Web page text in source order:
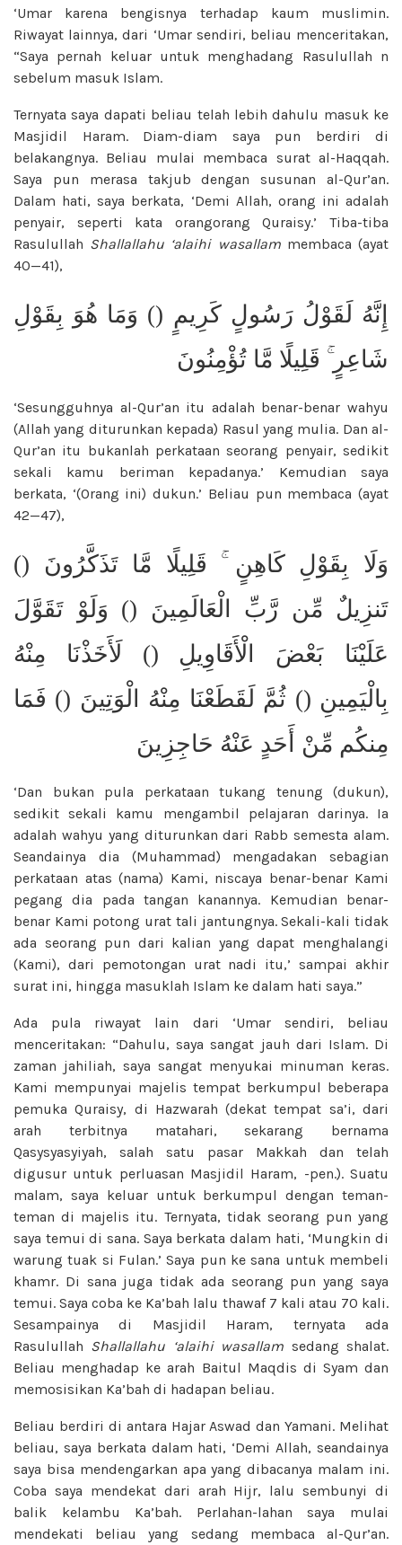
‘Umar karena bengisnya terhadap kaum muslimin.
Riwayat lainnya, dari ‘Umar sendiri, beliau menceritakan,
“Saya pernah keluar untuk menghadang Rasulullah n
sebelum masuk Islam.
Ternyata saya dapati beliau telah lebih dahulu masuk ke
Masjidil Haram. Diam-diam saya pun berdiri di
belakangnya. Beliau mulai membaca surat al-Haqqah.
Saya pun merasa takjub dengan susunan al-Qur’an.
Dalam hati, saya berkata, ‘Demi Allah, orang ini adalah
penyair, seperti kata orangorang Quraisy.’ Tiba-tiba
Rasulullah Shallallahu ‘alaihi wasallammembaca (ayat
40—41),
إِنَّهُ لَقَوْلُ رَسُولٍ كَرِيمٍ () وَمَا هُوَ بِقَوْلِ
شَاعِرٍ ۚ قَلِيلًا مَّا تُؤْمِنُونَ
‘Sesungguhnya al-Qur’an itu adalah benar-benar wahyu
(Allah yang diturunkan kepada) Rasul yang mulia. Dan al-
Qur’an itu bukanlah perkataan seorang penyair, sedikit
sekali kamu beriman kepadanya.’ Kemudian saya
berkata, ‘(Orang ini) dukun.’ Beliau pun membaca (ayat
42—47),
وَلَا بِقَوْلِ كَاهِنٍ ۚ قَلِيلًا مَّا تَذَكَّرُونَ ()
تَنزِيلٌ مِّن رَّبِّ الْعَالَمِينَ () وَلَوْ تَقَوَّلَ
عَلَيْنَا بَعْضَ الْأَقَاوِيلِ () لَأَخَذْنَا مِنْهُ
بِالْيَمِينِ () ثُمَّ لَقَطَعْنَا مِنْهُ الْوَتِينَ () فَمَا
مِنكُم مِّنْ أَحَدٍ عَنْهُ حَاجِزِينَ
‘Dan bukan pula perkataan tukang tenung (dukun),
sedikit sekali kamu mengambil pelajaran darinya. Ia
adalah wahyu yang diturunkan dari Rabb semesta alam.
Seandainya dia (Muhammad) mengadakan sebagian
perkataan atas (nama) Kami, niscaya benar-benar Kami
pegang dia pada tangan kanannya. Kemudian benar-
benar Kami potong urat tali jantungnya. Sekali-kali tidak
ada seorang pun dari kalian yang dapat menghalangi
(Kami), dari pemotongan urat nadi itu,’ sampai akhir
surat ini, hingga masuklah Islam ke dalam hati saya.”
Ada pula riwayat lain dari ‘Umar sendiri, beliau
menceritakan: “Dahulu, saya sangat jauh dari Islam. Di
zaman jahiliah, saya sangat menyukai minuman keras.
Kami mempunyai majelis tempat berkumpul beberapa
pemuka Quraisy, di Hazwarah (dekat tempat sa’i, dari
arah terbitnya matahari, sekarang bernama
Qasysyasyiyah, salah satu pasar Makkah dan telah
digusur untuk perluasan Masjidil Haram, -pen.). Suatu
malam, saya keluar untuk berkumpul dengan teman-
teman di majelis itu. Ternyata, tidak seorang pun yang
saya temui di sana. Saya berkata dalam hati, ‘Mungkin di
warung tuak si Fulan.’ Saya pun ke sana untuk membeli
khamr. Di sana juga tidak ada seorang pun yang saya
temui. Saya coba ke Ka’bah lalu thawaf 7 kali atau 70 kali.
Sesampainya di Masjidil Haram, ternyata ada
Rasulullah Shallallahu ‘alaihi wasallam sedang shalat.
Beliau menghadap ke arah Baitul Maqdis di Syam dan
memosisikan Ka’bah di hadapan beliau.
Beliau berdiri di antara Hajar Aswad dan Yamani. Melihat
beliau, saya berkata dalam hati, ‘Demi Allah, seandainya
saya bisa mendengarkan apa yang dibacanya malam ini.
Coba saya mendekat dari arah Hijr, lalu sembunyi di
balik kelambu Ka’bah. Perlahan-lahan saya mulai
mendekati beliau yang sedang membaca al-Qur’an.